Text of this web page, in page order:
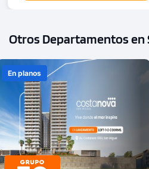
Otros Departamentos en
En planos